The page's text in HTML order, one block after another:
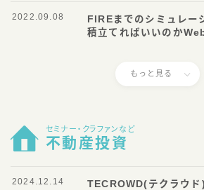
FIREまでのシミュレー
積立てればいいのか
2022.09.08
もっと見る
セミナー・クラファンなど
不動産投資
TECROWD(テクラウド
2024.12.14